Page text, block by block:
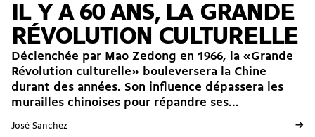
IL Y A 60 ANS, LA GRANDE
RÉVOLUTION CULTURELLE
Déclenchée par Mao Zedong en 1966, la «Grande
Révolution culturelle» bouleversera la Chine
durant des années. Son influence dépassera les
murailles chinoises pour répandre ses...
José Sanchez →